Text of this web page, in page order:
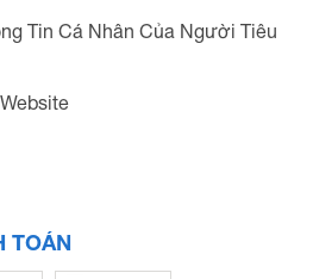
Tin Cá Nhân Của Người Tiêu
TOÁN